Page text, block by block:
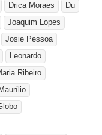
Drica Moraes
Du
Joaquim Lopes
Josie Pessoa
Leonardo
Ribeiro
Maurílio